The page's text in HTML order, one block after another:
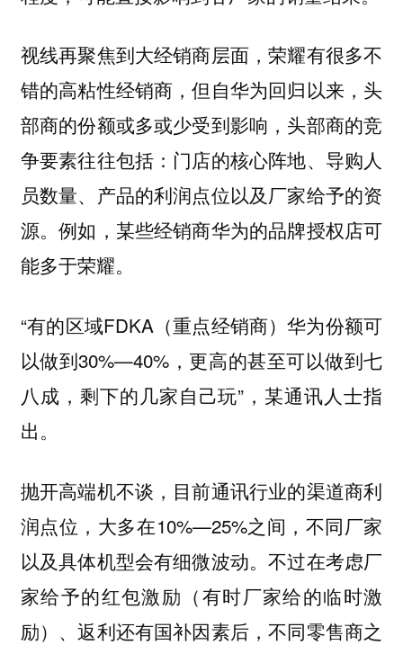
视线再聚焦到大经销商层面，荣耀有很多不
错的高粘性经销商，但 自华为回归以来，头
部商的份额或多或少受到影响， 头部商的竞
争要素往往包括：门店的核心阵地、导购人
员数量、产品的利润点位以及厂家给予的资
源。例如，某些经销商华为的品牌授权店可
能多于荣耀。
“有的区域FDKA（重点经销商）华为份额可
以做到30%—40%，更高的甚至可以做到七
八成，剩下的几家自己玩”，某通讯人士指
出。
抛开高端机不谈，目前通讯行业的渠道商利
润点位，大多在10%—25%之间，不同厂家
以及具体机型会有细微波动。不过在考虑厂
家给予的红包激励（有时厂家给的临时激
励）、返利还有国补因素后，不同零售商之